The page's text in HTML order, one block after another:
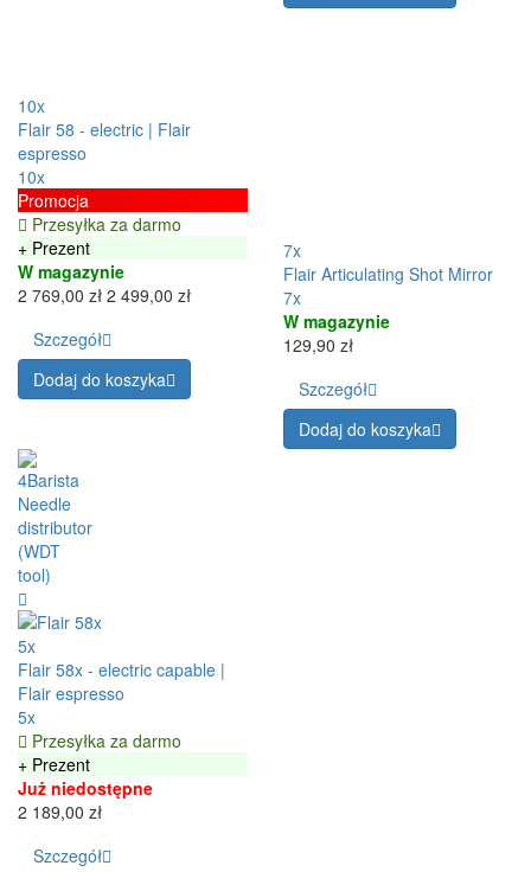
10x
Flair 58 - electric | Flair
espresso
10x
Promocja
Przesyłka za darmo
+ Prezent
W magazynie
2 769,00 zł 2 499,00 zł
Szczegół
Dodaj do koszyka
7x
Flair Articulating Shot Mirror
7x
W magazynie
129,90 zł
Szczegół
Dodaj do koszyka
5x
Flair 58x - electric capable |
Flair espresso
5x
Przesyłka za darmo
+ Prezent
Już niedostępne
2 189,00 zł
Szczegół